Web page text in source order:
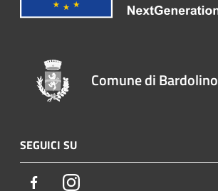
Comune di Bardolino
SEGUICI SU
FacebookInstagram